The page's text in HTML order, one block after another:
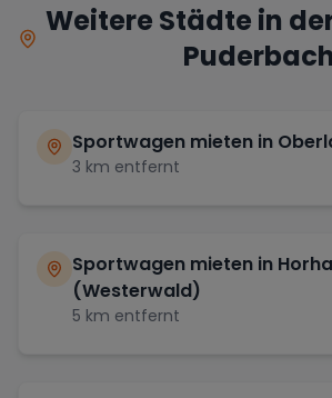
Weitere Städte in
Puderbach
Sportwagen mieten in
3 km entfernt
Sportwagen mieten in
(Westerwald)
5 km entfernt